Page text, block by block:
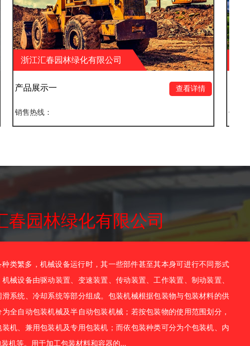
有限公司 浙江汇春园林绿化有限
产品展示四
春园林绿化有限公司
繁多，机械设备运行时，其一些部件甚至其本身可进行不同形式
械设备由驱动装置、变速装置、传动装置、工作装置、制动装置、
滑系统、冷却系统等部分组成。包装机械根据包装物与包装材料的供
全自动包装机械及半自动包装机械；若按包装物的使用范围划分，
装机、兼用包装机及专用包装机；而依包装种类可分为个包装机、内
机等。用于加工包装材料和容器的...